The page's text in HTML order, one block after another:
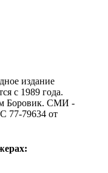
издание
с 1989 года.
Боровик. CМИ -
77-79634 от